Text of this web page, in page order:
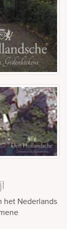
het Nederlands